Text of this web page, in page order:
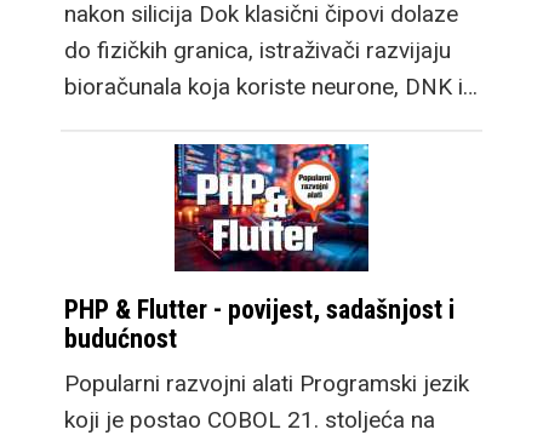
nakon silicija Dok klasični čipovi dolaze
do fizičkih granica, istraživači razvijaju
bioračunala koja koriste neurone, DNK i…
PHP & Flutter - povijest, sadašnjost i
budućnost
Popularni razvojni alati Programski jezik
koji je postao COBOL 21. stoljeća na